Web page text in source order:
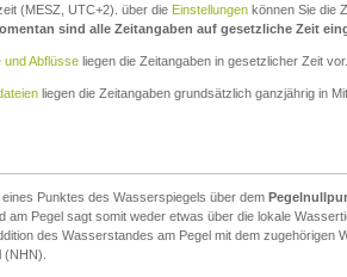
(MESZ, UTC+2). über die Einstellungen können Sie die
sind alle Zeitangaben auf gesetzliche Zeit
und Abflüsse liegen die Zeitangaben in gesetzlicher Zeit vor.
liegen die Zeitangaben grundsätzlich ganzjährig in
Punktes des Wasserspiegels über dem
am Pegel sagt somit weder etwas über die lokale
des Wasserstandes am Pegel mit dem zugehörigen